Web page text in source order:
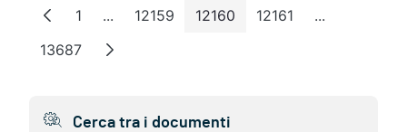
Page
1 ...Intermediate Pages
Page
12159 Page
12160 Page
12161 ...
Page
13687
Cerca tra i documenti